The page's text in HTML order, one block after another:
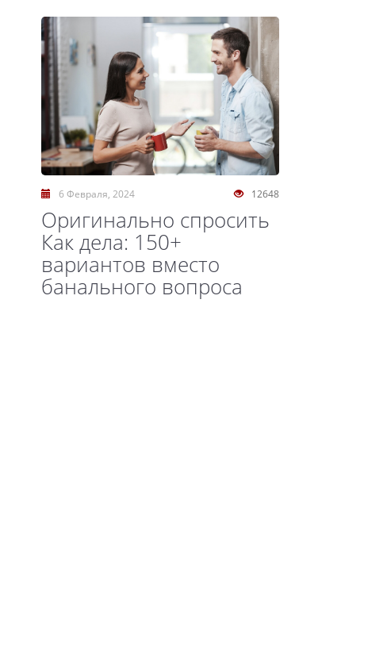
12648
6 Февраля, 2024
Оригинально спросить
Как дела: 150+
вариантов вместо
банального вопроса